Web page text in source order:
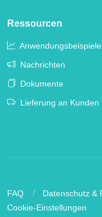
Ressourcen
Anwendungsbeispiele
Nachrichten
Dokumente
Lieferung an Kunden
FAQ Datenschutz &
Cookie-Einstellungen